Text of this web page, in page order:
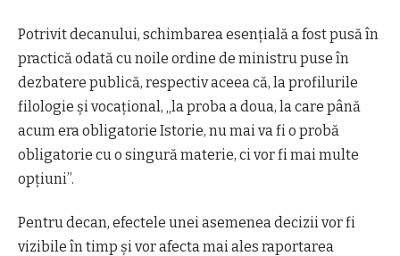
Potrivit decanului, schimbarea esenţială a fost pusă în
practică odată cu noile ordine de ministru puse în
dezbatere publică, respectiv aceea că, la profilurile
filologie şi vocaţional, „la proba a doua, la care până
acum era obligatorie Istorie, nu mai va fi o probă
obligatorie cu o singură materie, ci vor fi mai multe
opţiuni”.
Pentru decan, efectele unei asemenea decizii vor fi
vizibile în timp şi vor afecta mai ales raportarea